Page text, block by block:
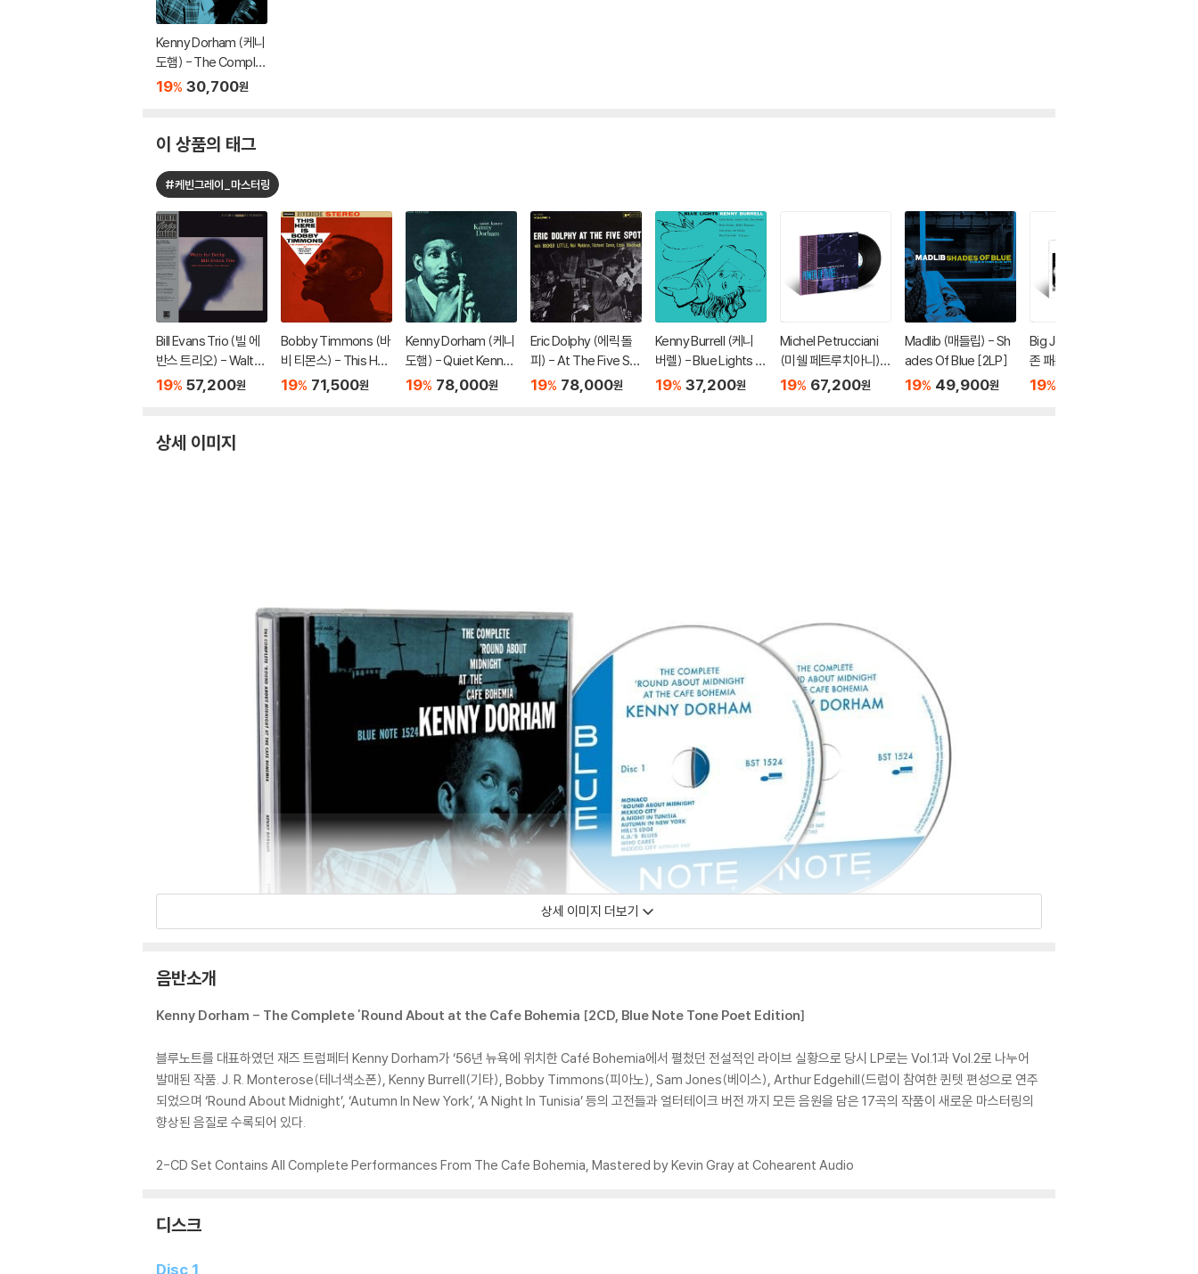
Kenny Dorham (케니
도햄) - The Complet
e 'Round About at th
19% 30,700원
이 상품의 태그
#케빈그레이_마스터링
Bill Evans Trio (빌 에
반스 트리오) - Waltz
For Debby [LP]
19% 57,200원
Bobby Timmons (바
비 티몬스) - This Her
e Is Bobby Timmon
19% 71,500원
Kenny Dorham (케니
도햄) - Quiet Kenny
[LP]
19% 78,000원
Eric Dolphy (에릭 돌
피) - At The Five Sp
ot [LP]
19% 78,000원
Kenny Burrell (케니
버렐) - Blue Lights V
olume 1 [LP]
19% 37,200원
Michel Petrucciani
(미쉘 페트루치아니) -
Power of Three [L
19% 67,200원
Madlib (매들립) - Sh
ades Of Blue [2LP]
19% 49,900원
Big John Patton (빅
존 패튼) - Got A Goo
d Thing Goin' [LP]
19%
상세 이미지
상세 이미지 더보기
음반소개
Kenny Dorham - The Complete 'Round About at the Cafe Bohemia [2CD, Blue Note Tone Poet Edition]
블루노트를 대표하였던 재즈 트럼페터 Kenny Dorham가 ‘56년 뉴욕에 위치한 Café Bohemia에서 펼첬던 전설적인 라이브 실황으로 당시 LP로는 Vol.1과 Vol.2로 나누어
발매된 작품. J. R. Monterose(테너색소폰), Kenny Burrell(기타), Bobby Timmons(피아노), Sam Jones(베이스), Arthur Edgehill(드럼이 참여한 퀸텟 편성으로 연주
되었으며 ‘Round About Midnight’, ‘Autumn In New York’, ‘A Night In Tunisia’ 등의 고전들과 얼터테이크 버전 까지 모든 음원을 담은 17곡의 작품이 새로운 마스터링의
향상된 음질로 수록되어 있다.
2-CD Set Contains All Complete Performances From The Cafe Bohemia, Mastered by Kevin Gray at Cohearent Audio
디스크
Disc 1